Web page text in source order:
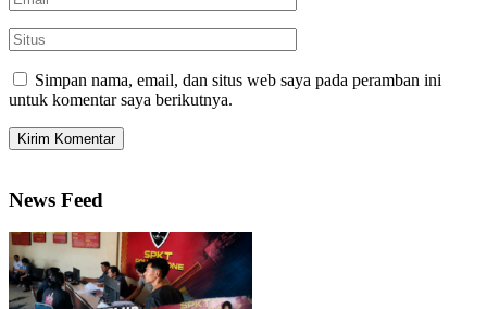
Simpan nama, email, dan situs web saya pada peramban ini
untuk komentar saya berikutnya.
News Feed